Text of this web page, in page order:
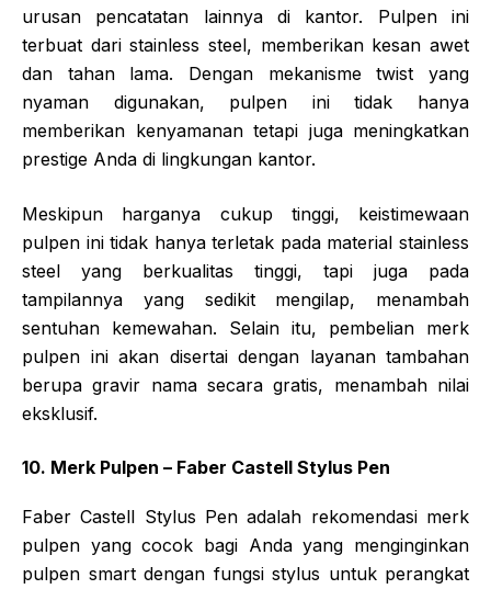
urusan pencatatan lainnya di kantor. Pulpen ini
terbuat dari stainless steel, memberikan kesan awet
dan tahan lama. Dengan mekanisme twist yang
nyaman digunakan, pulpen ini tidak hanya
memberikan kenyamanan tetapi juga meningkatkan
prestige Anda di lingkungan kantor.
Meskipun harganya cukup tinggi, keistimewaan
pulpen ini tidak hanya terletak pada material stainless
steel yang berkualitas tinggi, tapi juga pada
tampilannya yang sedikit mengilap, menambah
sentuhan kemewahan. Selain itu, pembelian merk
pulpen ini akan disertai dengan layanan tambahan
berupa gravir nama secara gratis, menambah nilai
eksklusif.
10. Merk Pulpen – Faber Castell Stylus Pen
Faber Castell Stylus Pen adalah rekomendasi merk
pulpen yang cocok bagi Anda yang menginginkan
pulpen smart dengan fungsi stylus untuk perangkat